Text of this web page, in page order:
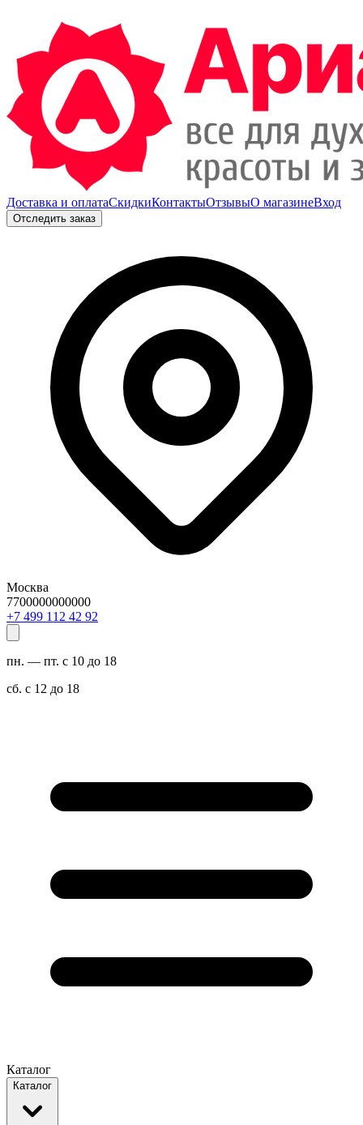
Доставка и оплатаСкидкиКонтактыОтзывыО магазинеВход
Отследить заказ
Москва
7700000000000
29 24 211 994 7+
пн. — пт. с 10 до 18
сб. с 12 до 18
Каталог
Каталог